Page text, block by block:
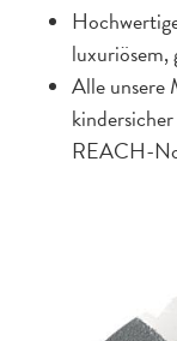
luxuriösem,
Alle unsere
REACH-